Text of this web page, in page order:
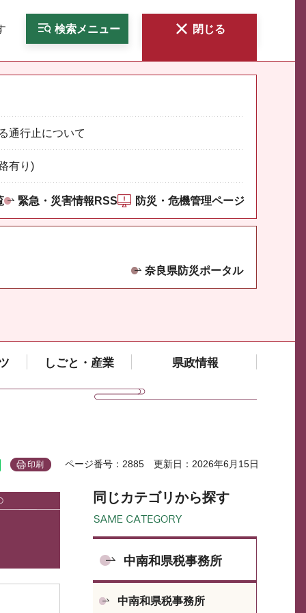
検索メニュー 閉じる
通行止について
有り)
緊急・災害情報RSS 防災・危機管理ページ
奈良県防災ポータル
しごと・産業 県政情報
印刷 ページ番号：2885 更新日：2026年6月15日
同じカテゴリから探す
中南和県税事務所
中南和県税事務所